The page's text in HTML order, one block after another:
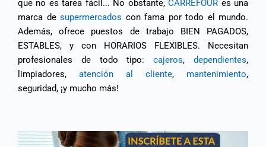
que no es tarea fácil... No obstante,CARREFOUR es una
marca de supermercados con fama por todo el mundo.
Además, ofrece puestos de trabajo BIEN PAGADOS,
ESTABLES, y con HORARIOS FLEXIBLES. Necesitan
profesionales de todo tipo:cajeros,dependientes,
limpiadores, atención al cliente, mantenimiento,
seguridad, ¡y mucho más!